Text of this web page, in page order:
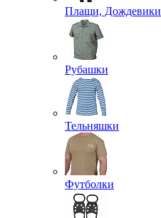
Плащи, Дождевики
Рубашки
Тельняшки
Футболки